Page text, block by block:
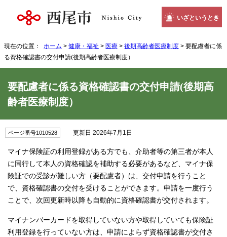
いざというとき
現在の位置： ホーム > 健康・福祉 > 医療 > 後期高齢者医療制度 > 要配慮者に係
る資格確認書の交付申請(後期高齢者医療制度）
要配慮者に係る資格確認書の交付申請(後期高
齢者医療制度）
ページ番号1010528 更新日 2026年7月1日
マイナ保険証の利用登録がある方でも、介助者等の第三者が本人
に同行して本人の資格確認を補助する必要があるなど、マイナ保
険証での受診が難しい方（要配慮者）は、交付申請を行うこと
で、資格確認書の交付を受けることができます。申請を一度行う
ことで、次回更新時以降も自動的に資格確認書が交付されます。
マイナンバーカードを取得していない方や取得していても保険証
利用登録を行っていない方は、申請によらず資格確認書が交付さ